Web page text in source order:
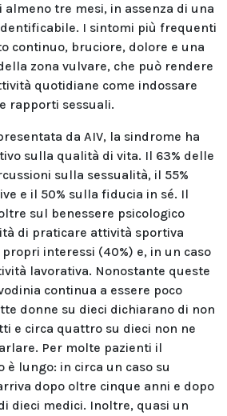
tre mesi, in assenza di una
I sintomi più frequenti
continuo, bruciore, dolore e una
zona vulvare, che può rendere
quotidiane come indossare
rapporti sessuali.
da AIV, la sindrome ha
sulla qualità di vita. Il 63% delle
sulla sessualità, il 55%
e il 50% sulla fiducia in sé. Il
sul benessere psicologico
di praticare attività sportiva
propri interessi (40%) e, in un caso
lavorativa. Nonostante queste
continua a essere poco
donne su dieci dichiarano di non
e circa quattro su dieci non ne
Per molte pazienti il
è lungo: in circa un caso su
dopo oltre cinque anni e dopo
dieci medici. Inoltre, quasi un